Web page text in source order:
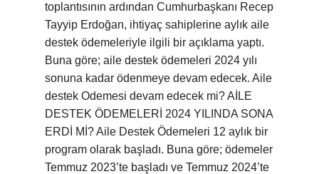
toplantısının ardından Cumhurbaşkanı Recep
Tayyip Erdoğan, ihtiyaç sahiplerine aylık aile
destek ödemeleriyle ilgili bir açıklama yaptı.
Buna göre; aile destek ödemeleri 2024 yılı
sonuna kadar ödenmeye devam edecek. Aile
destek Odemesi devam edecek mi? AİLE
DESTEK ÖDEMELERİ 2024 YILINDA SONA
ERDİ Mİ? Aile Destek Ödemeleri 12 aylık bir
program olarak başladı. Buna göre; ödemeler
Temmuz 2023’te başladı ve Temmuz 2024’te